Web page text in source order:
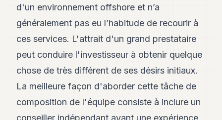
d'un environnement offshore et n’a
généralement pas eu l’habitude de recourir à
ces services. L'attrait d'un grand prestataire
peut conduire l'investisseur à obtenir quelque
chose de très différent de ses désirs initiaux.
La meilleure façon d'aborder cette tâche de
composition de l'équipe consiste à inclure un
conseiller indépendant ayant une expérience